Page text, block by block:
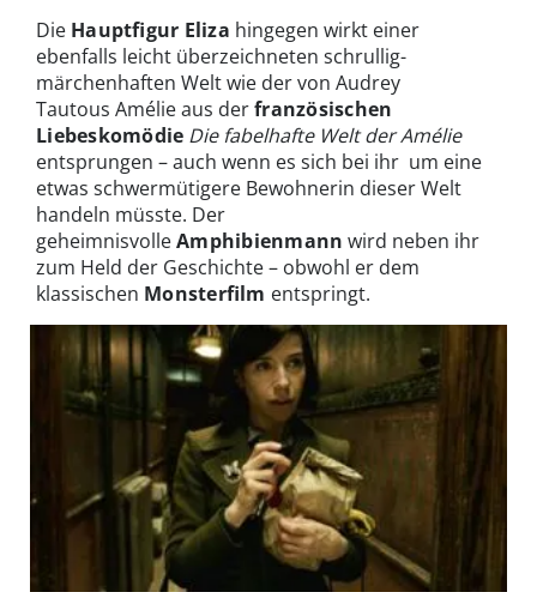
Die Hauptfigur Eliza hingegen wirkt einer
ebenfalls leicht überzeichneten schrullig-
märchenhaften Welt wie der von Audrey
Tautous Amélie aus derfranzösischen
Liebeskomödie Die fabelhafte Welt der Amélie
entsprungen – auch wenn es sich bei ihr um eine
etwas schwermütigere Bewohnerin dieser Welt
handeln müsste. Der
geheimnisvolleAmphibienmann wird neben ihr
zum Held der Geschichte – obwohl er dem
klassischen Monsterfilm entspringt.